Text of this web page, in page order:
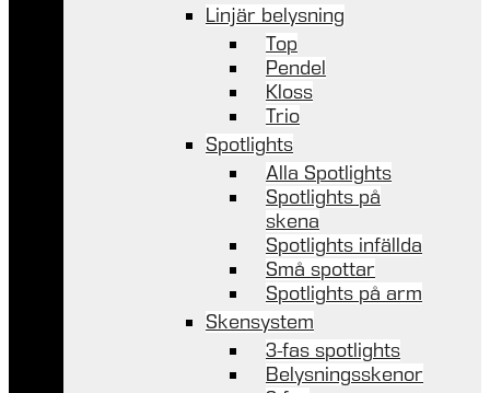
Linjär belysning
Top
Pendel
Kloss
Trio
Spotlights
Alla Spotlights
Spotlights på
skena
Spotlights infällda
Små spottar
Spotlights på arm
Skensystem
3-fas spotlights
Belysningsskenor